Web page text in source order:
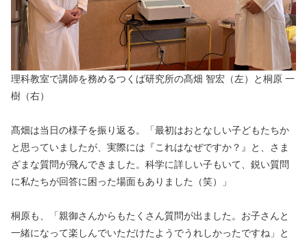
理科教室で講師を務めるつくば研究所の髙畑 智宏（左）と桐原 一
樹（右）
髙畑は当日の様子を振り返る。「最初はおとなしい子どもたちか
と思っていましたが、実際には『これはなぜですか？』と、さま
ざまな質問が飛んできました。科学に詳しい子もいて、鋭い質問
に私たちが回答に困った場面もありました（笑）」
桐原も、「親御さんからもたくさん質問が出ました。お子さんと
一緒になって楽しんでいただけたようでうれしかったですね」と